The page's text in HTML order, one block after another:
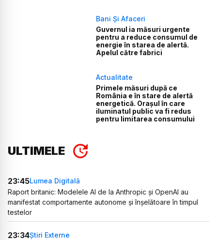
Bani Și Afaceri
Guvernul ia măsuri urgente
pentru a reduce consumul de
energie în starea de alertă.
Apelul către fabrici
Actualitate
Primele măsuri după ce
România e în stare de alertă
energetică. Orașul în care
iluminatul public va fi redus
pentru limitarea consumului
ULTIMELE
23:45Lumea Digitală
Raport britanic: Modelele AI de la Anthropic și OpenAI au
manifestat comportamente autonome și înșelătoare în timpul
testelor
23:34Știri Externe